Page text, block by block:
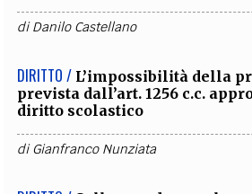
diDanilo Castellano
DIRITTO / L’impossibilità della
prevista dall’art. 1256 c.c.
diritto scolastico
diGianfranco Nunziata